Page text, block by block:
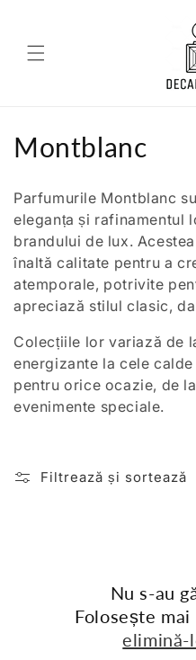
C
l
e
c
ț
i
e
Montblanc
Parfumurile Montblanc
eleganța și rafinamentul
brandului de lux.
înaltă calitate pentru a
atemporale, potrivite
apreciază stilul clasic,
Colecțiile lor variază de
energizante la cele
pentru orice ocazie, de
evenimente speciale.
Filtrează și sortează
Nu s-au
Folosește
elimină-